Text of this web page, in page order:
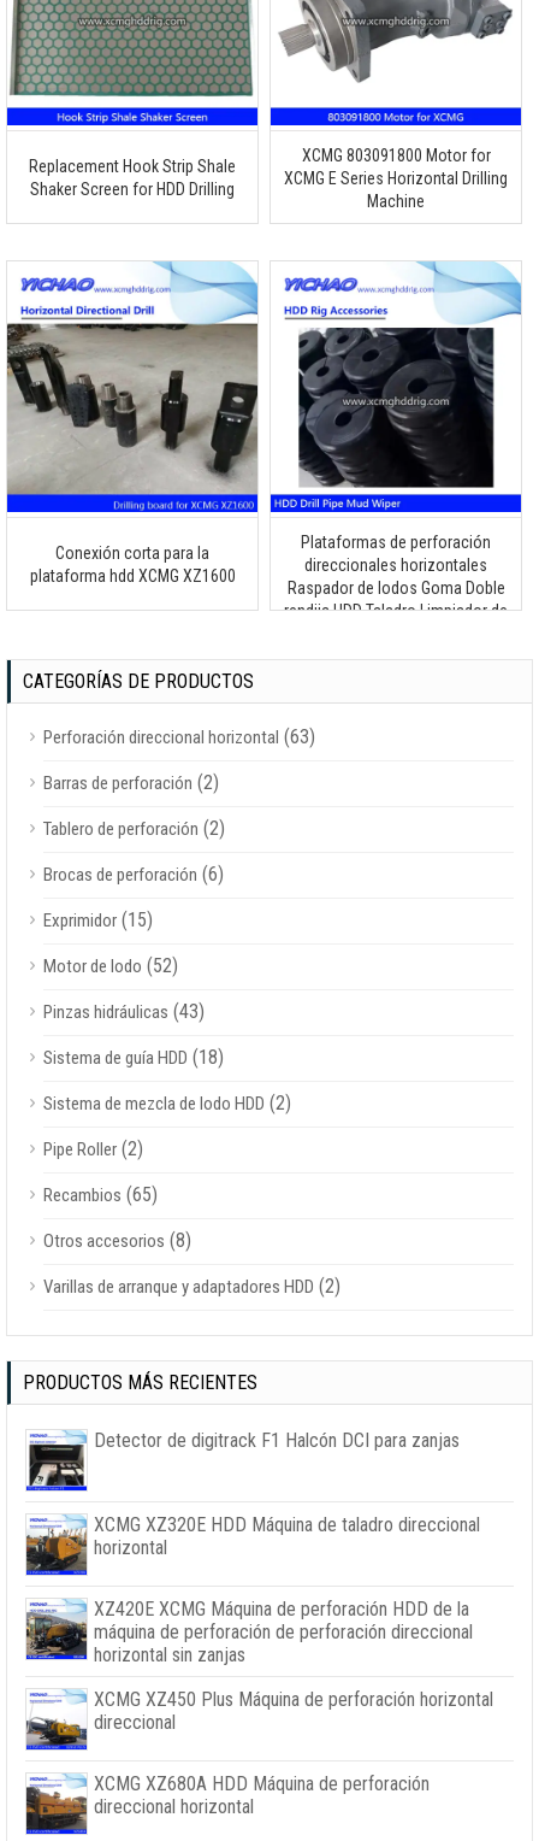
Replacement Hook Strip Shale
Shaker Screen for HDD Drilling
XCMG 803091800 Motor for
XCMG E Series Horizontal Drilling
Machine
Conexión corta para la
plataforma hdd XCMG XZ1600
Plataformas de perforación
direccionales horizontales
Raspador de lodos Goma Doble
rendija HDD Taladro Limpiador de
CATEGORÍAS DE PRODUCTOS
Perforación direccional horizontal (63)
Barras de perforación (2)
Tablero de perforación (2)
Brocas de perforación (6)
Exprimidor (15)
Motor de lodo (52)
Pinzas hidráulicas (43)
Sistema de guía HDD (18)
Sistema de mezcla de lodo HDD (2)
Pipe Roller (2)
Recambios (65)
Otros accesorios (8)
Varillas de arranque y adaptadores HDD (2)
PRODUCTOS MÁS RECIENTES
Detector de digitrack F1 Halcón DCI para zanjas
XCMG XZ320E HDD Máquina de taladro direccional
horizontal
XZ420E XCMG Máquina de perforación HDD de la
máquina de perforación de perforación direccional
horizontal sin zanjas
XCMG XZ450 Plus Máquina de perforación horizontal
direccional
XCMG XZ680A HDD Máquina de perforación
direccional horizontal